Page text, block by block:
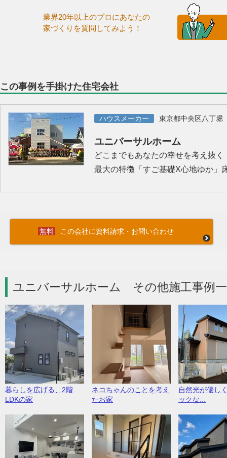
業界20年以上のプロにあなたの
家づくりを質問してみよう！
この事例を手掛けた住宅会社
ハウスメーカー 東京都中央区八丁堀
ユニバーサルホーム
どこまでもあなたの幸せを考え抜く
最大の特徴「すご基礎X心地ゆか
この会社に資料請求・お問い合わせ
ユニバーサルホーム その他施工事例
暮らしを広げる、2階
LDKの家
ネコちゃんのことを考え
たお家
自然光が優し
ックな...